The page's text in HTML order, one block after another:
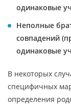
одинаковые
Неполные
совпадений
одинаковые
В некоторых
специфичных
определения